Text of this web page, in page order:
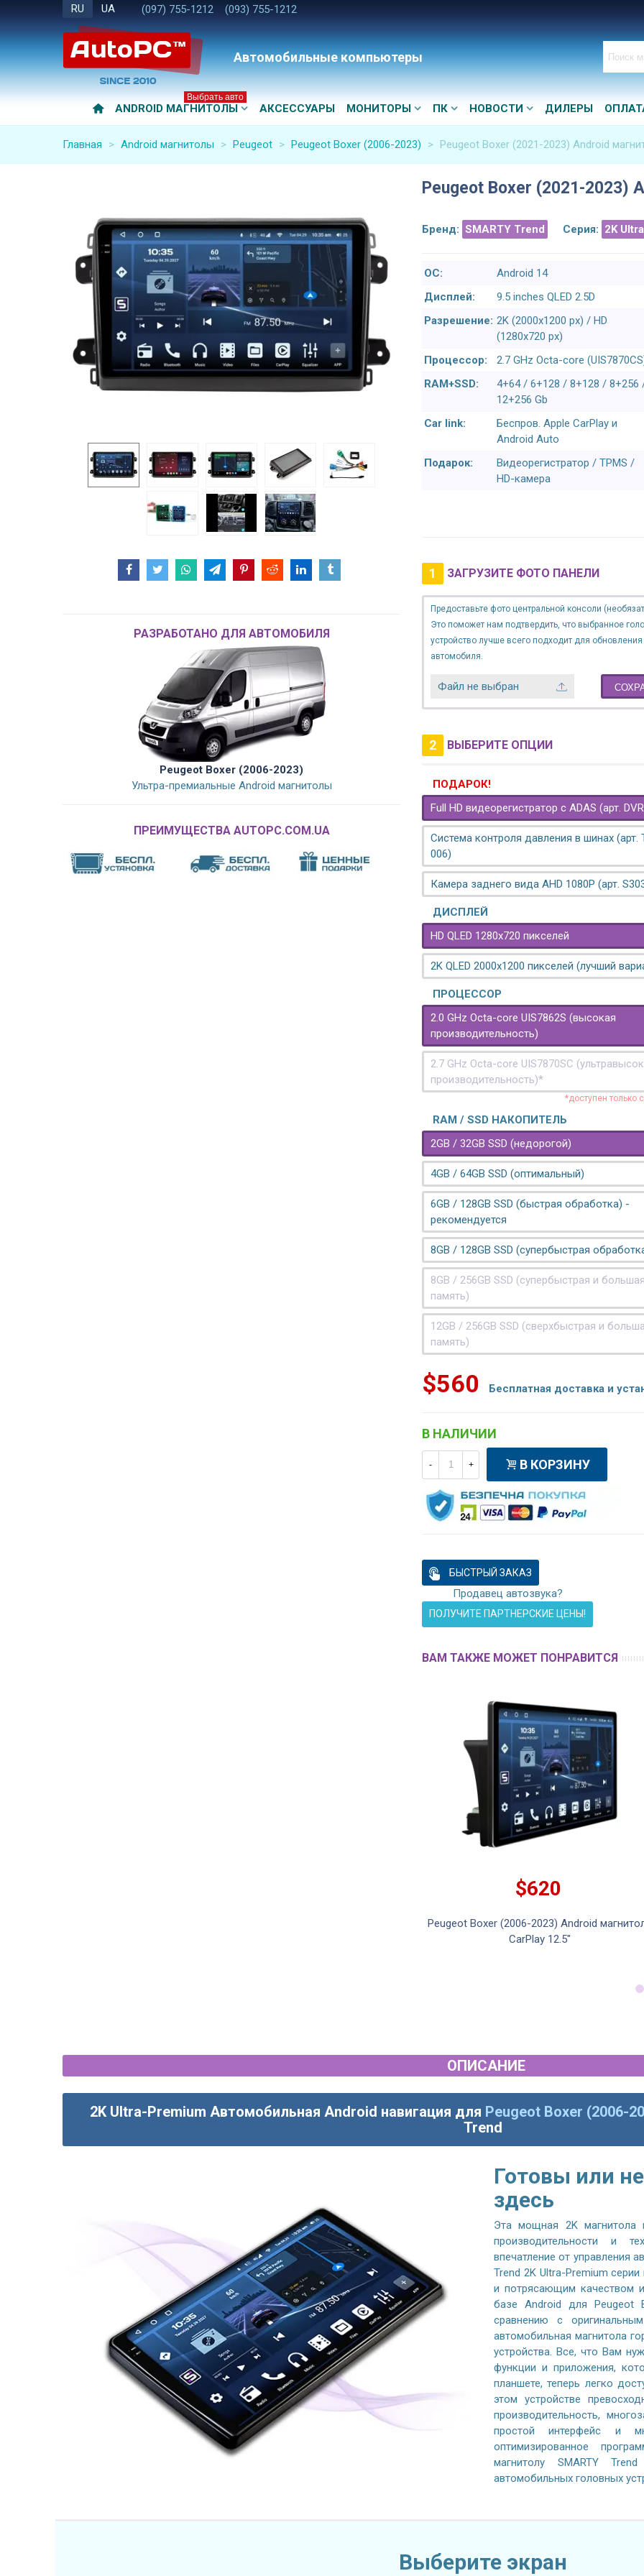
RU UA (097) 755-1212 (093) 755-1212
Автомобильные компьютеры
ANDROID МАГНИТОЛЫ
Выбрать авто
АКСЕССУАРЫ МОНИТОРЫ ПК НОВОСТИ ДИЛЕРЫ
Главная > Android магнитолы > Peugeot > Peugeot Boxer (2006-2023) > Peugeot Boxer (2021-2023) Android
РАЗРАБОТАНО ДЛЯ АВТОМОБИЛЯ
Peugeot Boxer (2006-2023)
Ультра-премиальные Android магнитолы
ПРЕИМУЩЕСТВА AUTOPC.COM.UA
Peugeot Boxer (2021-2023)
Бренд: SMARTY Trend Серия: 2K
ОС:
Android 14
Дисплей:
9.5 inches QLED 2.5D
Разрешение: 2K (2000x1200 px) / HD
(1280x720 px)
Процессор:
2.7 GHz Octa-core
RAM+SSD:
4+64 / 6+128 / 8+128 / 8+256
12+256 Gb
Car link:
Беспров. Apple CarPlay и
Android Auto
Подарок:
Видеорегистратор / TPMS /
HD-камера
1 ЗАГРУЗИТЕ ФОТО ПАНЕЛИ
Предоставьте фото центральной консоли
Это поможет нам подтвердить, что выбранное
устройство лучше всего подходит для
автомобиля.
Файл не выбран
2 ВЫБЕРИТЕ ОПЦИИ
ПОДАРОК!
Full HD видеорегистратор с ADAS (арт.
Система контроля давления в шинах (арт.
006)
Камера заднего вида AHD 1080P (арт.
ДИСПЛЕЙ
HD QLED 1280x720 пикселей
2K QLED 2000х1200 пикселей (лучший
ПРОЦЕССОР
2.0 GHz Octa-core UIS7862S (высокая
производительность)
2.7 GHz Octa-core UIS7870SC
производительность)*
*доступен только
RAM / SSD НАКОПИТЕЛЬ
2GB / 32GB SSD (недорогой)
4GB / 64GB SSD (оптимальный)
6GB / 128GB SSD (быстрая обработка) -
рекомендуется
8GB / 128GB SSD (супербыстрая
8GB / 256GB SSD (супербыстрая и большая
память)
12GB / 256GB SSD (сверхбыстрая и
память)
$560 Бесплатная доставка и
В НАЛИЧИИ
- + В КОРЗИНУ
БЫСТРЫЙ ЗАКАЗ
Продавец автозвука?
ПОЛУЧИТЕ ПАРТНЕРСКИЕ ЦЕНЫ!
ВАМ ТАКЖЕ МОЖЕТ ПОНРАВИТСЯ
$620
Peugeot Boxer (2006-2023) Android
CarPlay 12.5"
ОПИСАНИЕ
2K Ultra-Premium Автомобильная Android навигация для Peugeot Boxer (2006-
Trend
Готовы или
здесь
Эта мощная 2K
производительности и
впечатление от управления
Trend 2K Ultra-Premium
и потрясающим качеством
базе Android для Peugeot
сравнению с
автомобильная магнитола
устройства. Все, что Вам
функции и приложения,
планшете, теперь легко
этом устройстве
производительность,
простой интерфейс и
оптимизированное
магнитолу SMARTY
автомобильных головных
Выберите экран